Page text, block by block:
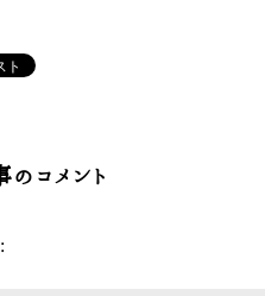
のコメント